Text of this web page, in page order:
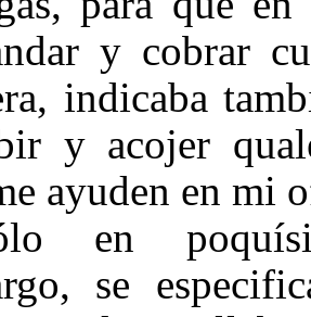
y cobrar
indicaba
y acojer
ayuden en mi
en
se